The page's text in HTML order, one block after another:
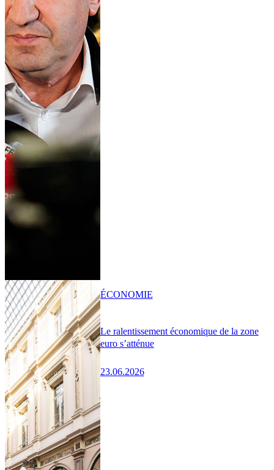
Le ralentissement économique de la zone
euro s’atténue
23.06.2026
ÉCONOMIE